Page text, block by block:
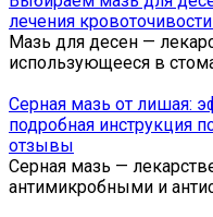
лечения
Мазь для десен —
использующееся в
Серная мазь от лишая:
подробная инструкция
отзывы
Серная мазь —
антимикробными и